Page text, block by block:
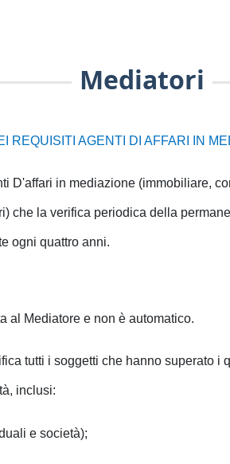
Mediatori
REQUISITI AGENTI DI AFFARI IN
D'affari in mediazione (immobiliare,
che la verifica periodica della
ogni quattro anni.
al Mediatore e non è automatico.
tutti i soggetti che hanno superato i
inclusi:
e società);